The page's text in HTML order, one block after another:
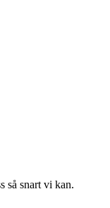
så snart vi kan.